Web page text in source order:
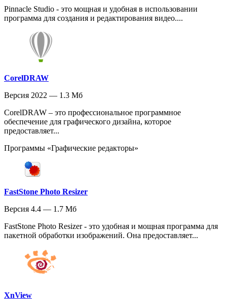
Pinnacle Studio - это мощная и удобная в использовании
программа для создания и редактирования видео....
CorelDRAW
Версия 2022 — 1.3 Мб
CorelDRAW – это профессиональное программное
обеспечение для графического дизайна, которое
предоставляет...
Программы «Графические редакторы»
FastStone Photo Resizer
Версия 4.4 — 1.7 Мб
FastStone Photo Resizer - это удобная и мощная программа для
пакетной обработки изображений. Она предоставляет...
XnView